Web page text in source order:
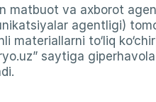
matbuot va axborot
agentligi)
materiallarni to‘liq
saytiga